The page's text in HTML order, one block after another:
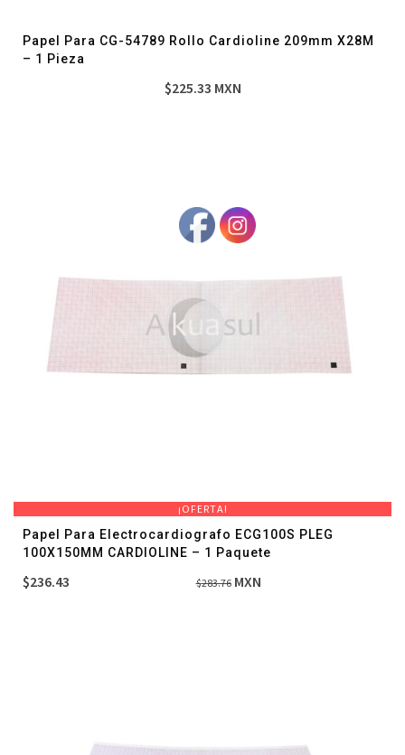
Papel Para CG-54789 Rollo Cardioline 209mm X28M
– 1 Pieza
$225.33 MXN
¡OFERTA!
Papel Para Electrocardiografo ECG100S PLEG
100X150MM CARDIOLINE – 1 Paquete
$283.76 El
$236.43
El
MXN